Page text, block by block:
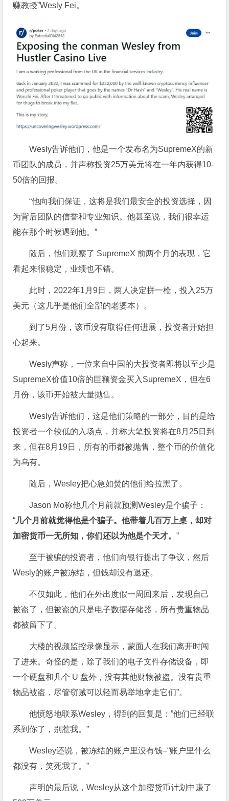
赚教授”Wesly Fei。
Wesly告诉他们，他是一个发布名为SupremeX的新
币团队的成员，并声称投资25万美元将在一年内获得10-
50倍的回报。
“他向我们保证，这将是我们最安全的投资选择，因
为背后团队的信誉和专业知识。他甚至说，我们很幸运
能在那个时候遇到他。”
随后，他们观察了 SupremeX 前两个月的表现，它
看起来很稳定，业绩也不错。
此时，2022年1月9日，两人决定拼一枪，投入25万
美元（这几乎是他们全部的老婆本）。
到了5月份，该币没有取得任何进展，投资者开始担
心起来。
Wesly声称，一位来自中国的大投资者即将以至少是
SupremeX价值10倍的巨额资金买入SupremeX，但在6
月份，该币开始被大量抛售。
Wesly告诉他们，这是他们策略的一部分，目的是给
投资者一个较低的入场点，并称大笔投资将在8月25日到
来，但在8月19日，所有的币都被抛售，整个币的价值化
为乌有。
随后，Wesley把心急如焚的他们给拉黑了。
Jason Mo称他几个月前就预测Wesley是个骗子：
“几个月前就觉得他是个骗子。他带着几百万上桌，却对
加密货币一无所知，你们还以为他是个天才。”
至于被骗的投资者，他们向银行提出了争议，然后
Wesly的账户被冻结，但钱却没有退还。
不仅如此，他们在外出度假一周回来后，发现自己
被盗了，但被盗的只是电子数据存储器，所有贵重物品
都被留下了。
大楼的视频监控录像显示，蒙面人在我们离开时闯
了进来。奇怪的是，除了我们的电子文件存储设备，即
一个硬盘和几个 U 盘外，没有其他财物被盗。没有贵重
物品被盗，尽管窃贼可以轻而易举地拿走它们”。
他愤怒地联系Wesley，得到的回复是：”他们已经联
系到你了，别惹我。”
Wesley还说，被冻结的账户里没有钱–“账户里什么
都没有，笑死我了。”
声明的最后说，Wesley从这个加密货币计划中赚了